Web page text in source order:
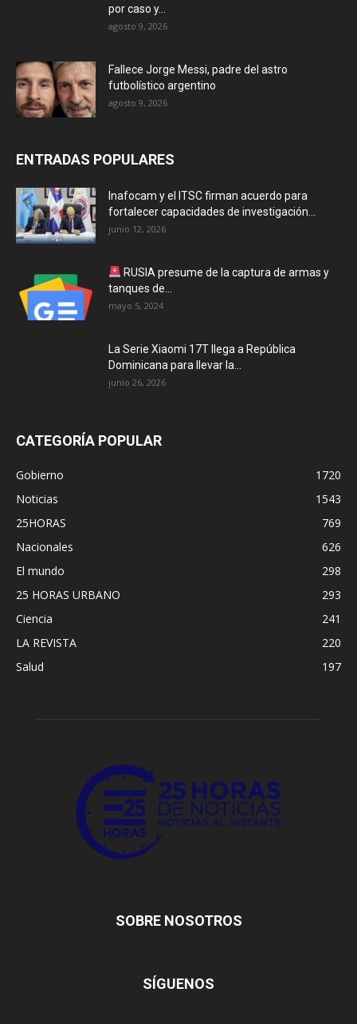
por caso y...
agosto 9, 2026
Fallece Jorge Messi, padre del astro
futbolístico argentino
agosto 9, 2026
ENTRADAS POPULARES
Inafocam y el ITSC firman acuerdo para
fortalecer capacidades de investigación...
junio 12, 2026
RUSIA presume de la captura de armas y
tanques de...
mayo 5, 2024
La Serie Xiaomi 17T llega a República
Dominicana para llevar la...
junio 26, 2026
CATEGORÍA POPULAR
Gobierno
1720
Noticias
1543
25HORAS
769
Nacionales
626
El mundo
298
25 HORAS URBANO
293
Ciencia
241
LA REVISTA
220
Salud
197
SOBRE NOSOTROS
SÍGUENOS